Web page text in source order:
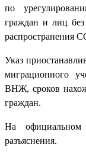
по
граждан и лиц без
распространения
Указ
миграционного
ВНЖ, сроков
граждан.
На
разъяснения.